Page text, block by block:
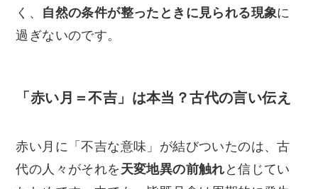
く、 自然の条件が整ったときに見られる現象に
過ぎないのです。
「赤い月＝不吉」は本当？古代の言い伝え
赤い月に「不吉な意味」が結びついたのは、古
代の人々がそれを 天変地異の前触れ と信じてい